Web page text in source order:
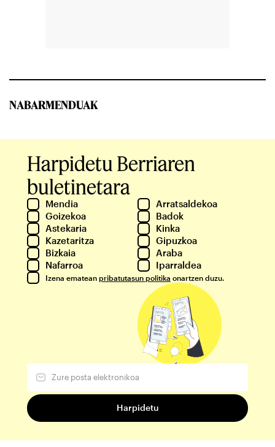
NABARMENDUAK
Harpidetu Berriaren
buletinetara
Mendia
Arratsaldekoa
Goizekoa
Badok
Astekaria
Kinka
Kazetaritza
Gipuzkoa
Bizkaia
Araba
Nafarroa
Iparraldea
Izena ematean pribatutasun politika onartzen duzu.